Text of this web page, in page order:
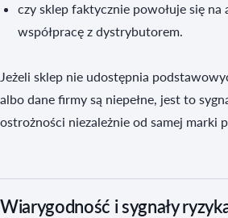
czy sklep faktycznie powołuje się na
współpracę z dystrybutorem.
Jeżeli sklep nie udostępnia
albo dane firmy są niepełne, jest to
ostrożności niezależnie od samej marki
Wiarygodność i sygnały